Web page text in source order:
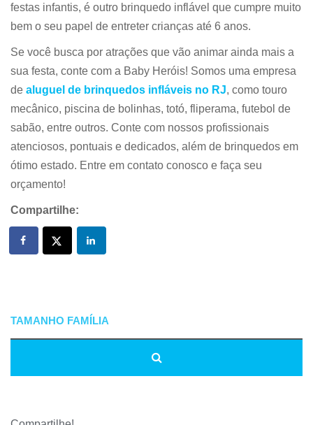
festas infantis, é outro brinquedo inflável que cumpre muito
bem o seu papel de entreter crianças até 6 anos.
Se você busca por atrações que vão animar ainda mais a
sua festa, conte com a Baby Heróis! Somos uma empresa
de aluguel de brinquedos infláveis no RJ, como touro
mecânico, piscina de bolinhas, totó, fliperama, futebol de
sabão, entre outros. Conte com nossos profissionais
atenciosos, pontuais e dedicados, além de brinquedos em
ótimo estado. Entre em contato conosco e faça seu
orçamento!
Compartilhe: